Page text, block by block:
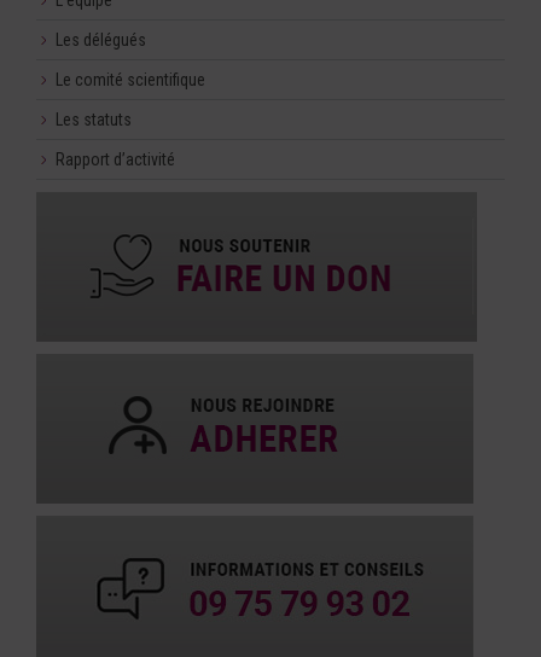
Les délégués
Le comité scientifique
Les statuts
Rapport d’activité